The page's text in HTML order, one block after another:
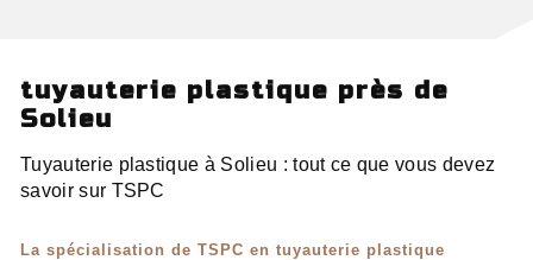
tuyauterie plastique près de
Solieu
Tuyauterie plastique à Solieu : tout ce que vous devez
savoir sur TSPC
La spécialisation de TSPC en tuyauterie plastique